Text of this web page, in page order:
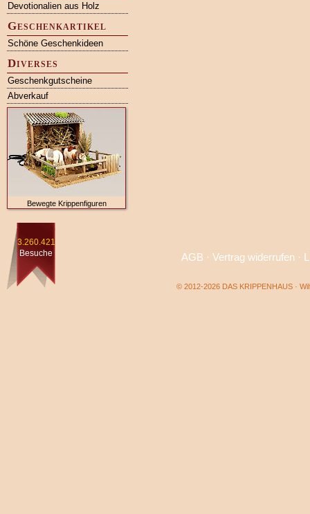
Devotionalien aus Holz
Geschenkartikel
Schöne Geschenkideen
Diverses
Geschenkgutscheine
Abverkauf
Bewegte Krippenfiguren
3.260.421
Besuche
AGB · Vertrag widerrufen·
© 2012-2026 DAS KRIPPENHAUS ·